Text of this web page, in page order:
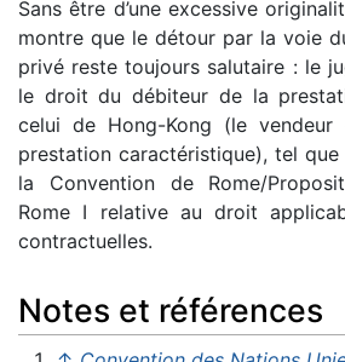
Sans être d’une excessive
montre que le détour par la voie
privé reste toujours salutaire : le
le droit du débiteur de la
celui de Hong-Kong (le
prestation caractéristique), tel que
la Convention de Rome/
Rome I relative au droit
contractuelles.
Notes et références